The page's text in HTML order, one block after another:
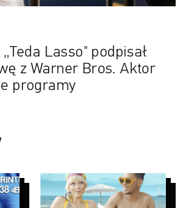
Lasso" podpisał
z Warner Bros. Aktor
programy
Instagram
Stories